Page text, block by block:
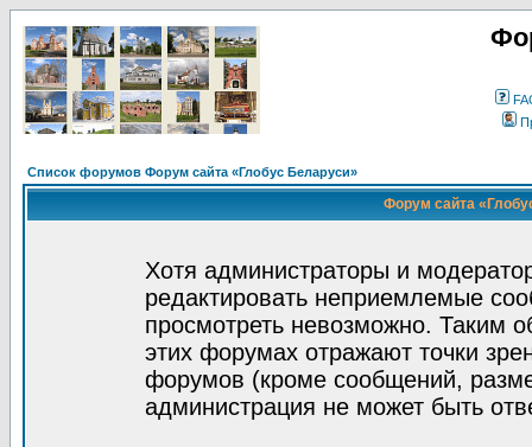
Список форумов Форум сайта «Глобус Беларуси»
Форум сайта
Хотя администраторы и
редактировать неприемлемые
просмотреть невозможно. Таким
этих форумах отражают точки
форумов (кроме сообщений,
администрация не может быть